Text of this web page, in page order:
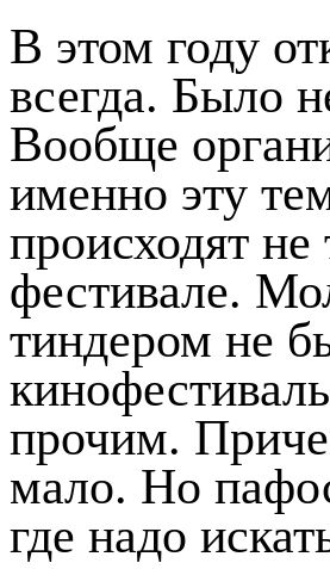
В этом году
всегда. Было
Вообще
именно эту
происходят
фестивале.
тиндером не
прочим.
мало. Но
где надо